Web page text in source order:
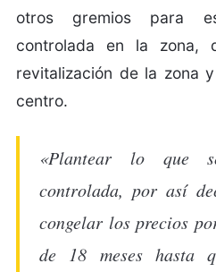
otros gremios para
controlada en la zona,
revitalización de la zona
centro.
«Plantear lo que
controlada, por así
congelar los precios
de 18 meses hasta